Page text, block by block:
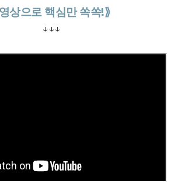
영상으로 핵심만 쏙쏙!⟫
↓↓↓